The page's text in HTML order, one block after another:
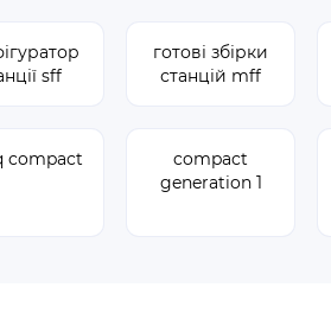
грн.
sff
готові збірки
станцій mff
compact
compact
generation 1